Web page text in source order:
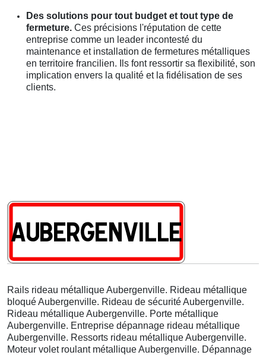
Des solutions pour tout budget et tout type de
fermeture. Ces précisions l'réputation de cette
entreprise comme un leader incontesté du
maintenance et installation de fermetures métalliques
en territoire francilien. Ils font ressortir sa flexibilité, son
implication envers la qualité et la fidélisation de ses
clients.
Rails rideau métallique Aubergenville. Rideau métallique
bloqué Aubergenville. Rideau de sécurité Aubergenville.
Rideau métallique Aubergenville. Porte métallique
Aubergenville. Entreprise dépannage rideau métallique
Aubergenville. Ressorts rideau métallique Aubergenville.
Moteur volet roulant métallique Aubergenville. Dépannage